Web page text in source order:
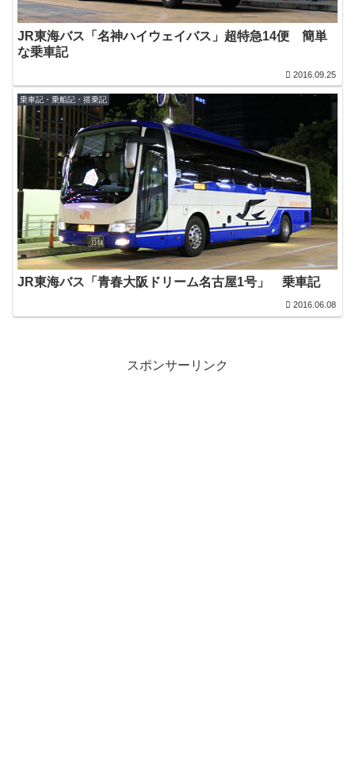
JR東海バス「名神ハイウェイバス」超特急14便 簡単
な乗車記
2016.09.25
乗車記・乗船記・搭乗記
JR東海バス「青春大阪ドリーム名古屋1号」 乗車記
2016.06.08
スポンサーリンク